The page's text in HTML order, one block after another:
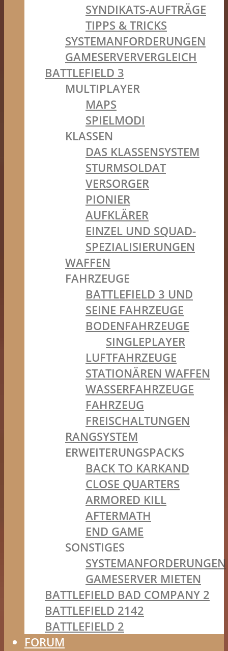
SYNDIKATS-AUFTRÄGE
TIPPS & TRICKS
SYSTEMANFORDERUNGEN
GAMESERVERVERGLEICH
BATTLEFIELD 3
MULTIPLAYER
MAPS
SPIELMODI
KLASSEN
DAS KLASSENSYSTEM
STURMSOLDAT
VERSORGER
PIONIER
AUFKLÄRER
EINZEL UND SQUAD-
SPEZIALISIERUNGEN
WAFFEN
FAHRZEUGE
BATTLEFIELD 3 UND
SEINE FAHRZEUGE
BODENFAHRZEUGE
SINGLEPLAYER
LUFTFAHRZEUGE
STATIONÄREN WAFFEN
WASSERFAHRZEUGE
FAHRZEUG
FREISCHALTUNGEN
RANGSYSTEM
ERWEITERUNGSPACKS
BACK TO KARKAND
CLOSE QUARTERS
ARMORED KILL
AFTERMATH
END GAME
SONSTIGES
SYSTEMANFORDERUNGEN
GAMESERVER MIETEN
BATTLEFIELD BAD COMPANY 2
BATTLEFIELD 2142
BATTLEFIELD 2
FORUM